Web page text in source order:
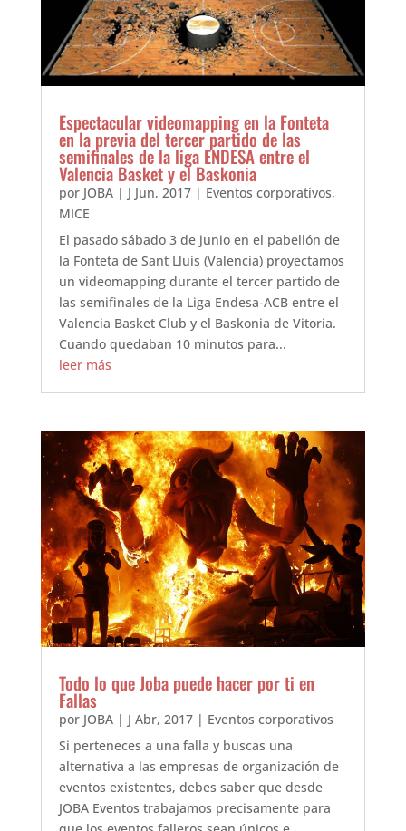
Espectacular videomapping en la Fonteta
en la previa del tercer partido de las
semifinales de la liga ENDESA entre el
Valencia Basket y el Baskonia
por JOBA| J Jun, 2017| Eventos corporativos,
MICE
El pasado sábado 3 de junio en el pabellón de
la Fonteta de Sant Lluis (Valencia) proyectamos
un videomapping durante el tercer partido de
las semifinales de la Liga Endesa-ACB entre el
Valencia Basket Club y el Baskonia de Vitoria.
Cuando quedaban 10 minutos para...
leer más
Todo lo que Joba puede hacer por ti en
Fallas
por JOBA| J Abr, 2017| Eventos corporativos
Si perteneces a una falla y buscas una
alternativa a las empresas de organización de
eventos existentes, debes saber que desde
JOBA Eventos trabajamos precisamente para